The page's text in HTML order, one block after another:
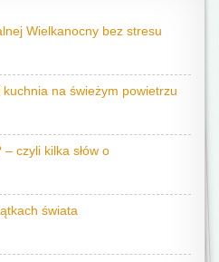
Wielkanocny bez stresu
na świeżym powietrzu
czyli kilka słów o
świata